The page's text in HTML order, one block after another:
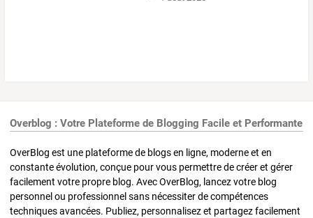
Overblog : Votre Plateforme de Blogging Facile et Performante
OverBlog est une plateforme de blogs en ligne, moderne et en
constante évolution, conçue pour vous permettre de créer et gérer
facilement votre propre blog. Avec OverBlog, lancez votre blog
personnel ou professionnel sans nécessiter de compétences
techniques avancées. Publiez, personnalisez et partagez facilement